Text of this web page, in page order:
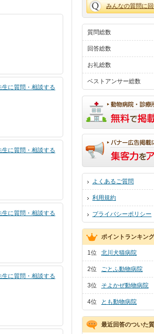
に質問・相談する
に質問・相談する
に質問・相談する
に質問・相談する
みんなの質問に
質問総数
回答総数
お礼総数
ベストアンサー総数
よくあるご質問
利用規約
プライバシーポリシー
ポイントランキング
1位 北川犬猫病院
2位 ごとふ動物病院
3位 そよかぜ動物病院
4位 とも動物病院
最近回答のついた